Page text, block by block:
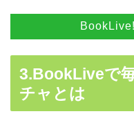
3.BookLiveで
チャとは